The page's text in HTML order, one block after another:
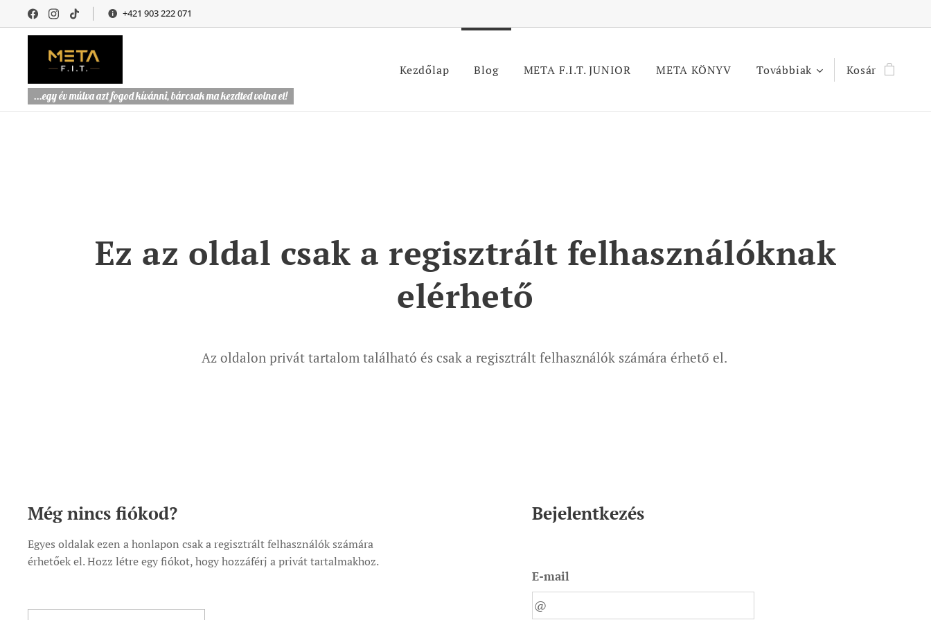
+421 903 222 071
...egy év múlva azt fogod kívánni, bárcsak ma kezdted volna el!
Kezdőlap Blog META F.I.T. JUNIOR META KÖNYV Továbbiak Kosár
Ez az oldal csak a regisztrált felhasználóknak
elérhető
Az oldalon privát tartalom található és csak a regisztrált felhasználók számára érhető el.
Még nincs fiókod?
Egyes oldalak ezen a honlapon csak a regisztrált felhasználók számára
érhetőek el. Hozz létre egy fiókot, hogy hozzáférj a privát tartalmakhoz.
Bejelentkezés
E-mail